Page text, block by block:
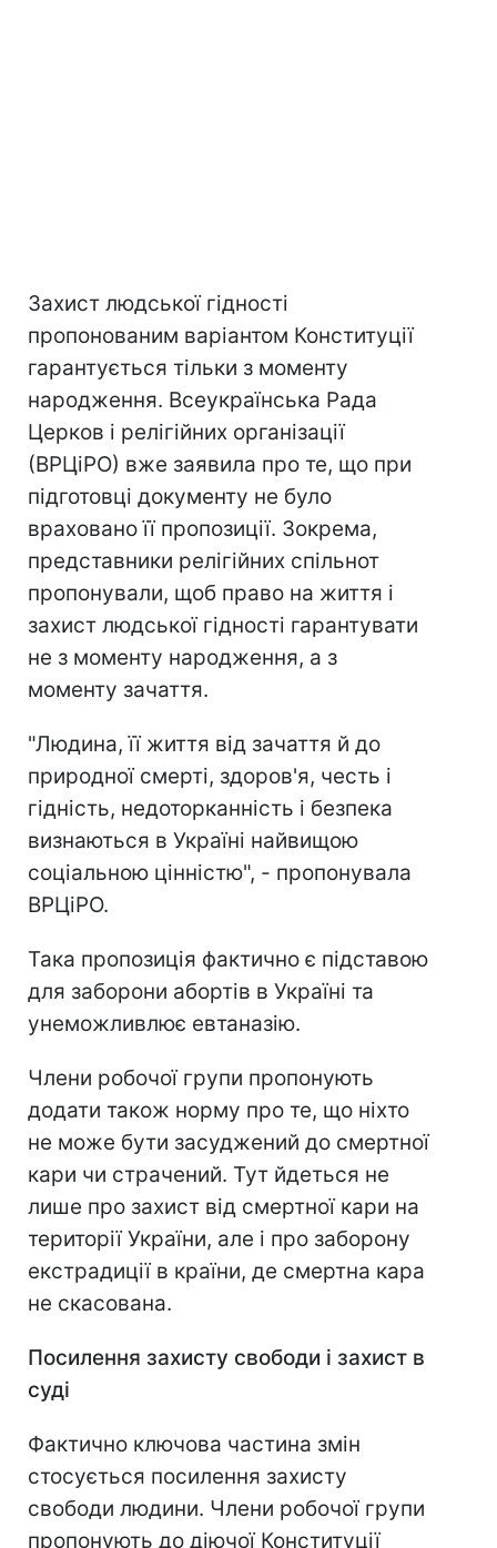
Захист людської гідності
пропонованим варіантом Конституції
гарантується тільки з моменту
народження. Всеукраїнська Рада
Церков і релігійних організації
(ВРЦіРО) вже заявила про те, що при
підготовці документу не було
враховано її пропозиції. Зокрема,
представники релігійних спільнот
пропонували, щоб право на життя і
захист людської гідності гарантувати
не з моменту народження, а з
моменту зачаття.
"Людина, її життя від зачаття й до
природної смерті, здоров'я, честь і
гідність, недоторканність і безпека
визнаються в Україні найвищою
соціальною цінністю", - пропонувала
ВРЦіРО.
Така пропозиція фактично є підставою
для заборони абортів в Україні та
унеможливлює евтаназію.
Члени робочої групи пропонують
додати також норму про те, що ніхто
не може бути засуджений до смертної
кари чи страчений. Тут йдеться не
лише про захист від смертної кари на
території України, але і про заборону
екстрадиції в країни, де смертна кара
не скасована.
Посилення захисту свободи і захист в
суді
Фактично ключова частина змін
стосується посилення захисту
свободи людини. Члени робочої групи
пропонують до діючої Конституції